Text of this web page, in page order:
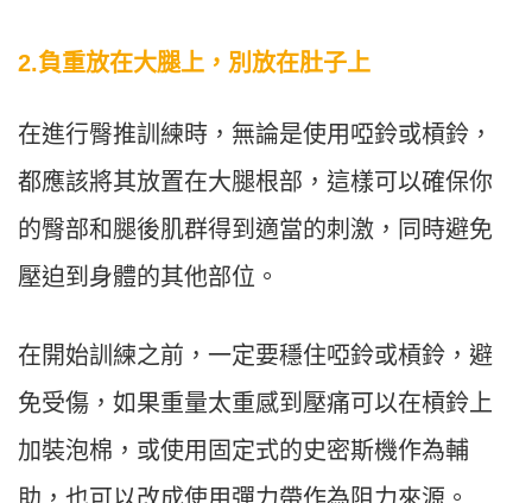
2.負重放在大腿上，別放在肚子上
在進行臀推訓練時，無論是使用啞鈴或槓鈴，
都應該將其放置在大腿根部，這樣可以確保你
的臀部和腿後肌群得到適當的刺激，同時避免
壓迫到身體的其他部位。
在開始訓練之前，一定要穩住啞鈴或槓鈴，避
免受傷，如果重量太重感到壓痛可以在槓鈴上
加裝泡棉，或使用固定式的史密斯機作為輔